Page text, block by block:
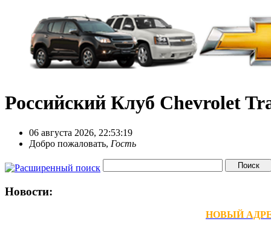
Российский Клуб Chevrolet
06 августа 2026, 22:53:19
Добро пожаловать, Гость
Новости:
НОВЫЙ АДРЕС